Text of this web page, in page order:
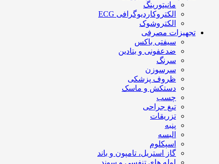
مانیتورینگ
الکتروکاردیوگرافی ECG
الکتروشوک
تجهیزات مصرفی
سیفتی باکس
ضدعفونی و بتادین
سرنگ
سرسوزن
ظروف پزشکی
دستکش و ماسک
چسب
تیغ جراحی
تزریقات
پنبه
البسه
اسپکلوم
گاز استریل، تامپون و باند
لوله های تنفسی و سوند